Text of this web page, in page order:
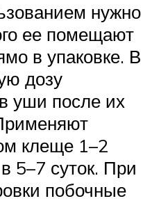
нужно
ее помещают
в упаковке. В
дозу
уши после их
клеще 1–2
5–7 суток. При
побочные